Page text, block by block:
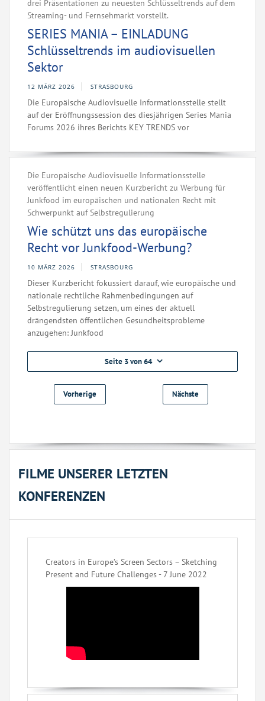
drei Präsentationen zu neuesten Schlüsseltrends auf dem
Streaming- und Fernsehmarkt vorstellt.
SERIES MANIA – EINLADUNG
Schlüsseltrends im audiovisuellen
Sektor
12 MÄRZ 2026 STRASBOURG
Die Europäische Audiovisuelle Informationsstelle stellt
auf der Eröffnungssession des diesjährigen Series Mania
Forums 2026 ihres Berichts KEY TRENDS vor
Die Europäische Audiovisuelle Informationsstelle
veröffentlicht einen neuen Kurzbericht zu Werbung für
Junkfood im europäischen und nationalen Recht mit
Schwerpunkt auf Selbstregulierung
Wie schützt uns das europäische
Recht vor Junkfood-Werbung?
10 MÄRZ 2026 STRASBOURG
Dieser Kurzbericht fokussiert darauf, wie europäische und
nationale rechtliche Rahmenbedingungen auf
Selbstregulierung setzen, um eines der aktuell
drängendsten öffentlichen Gesundheitsprobleme
anzugehen: Junkfood
Seite 3 von 64
Vorherige Nächste
FILME UNSERER LETZTEN
KONFERENZEN
Creators in Europe’s Screen Sectors – Sketching
Present and Future Challenges - 7 June 2022